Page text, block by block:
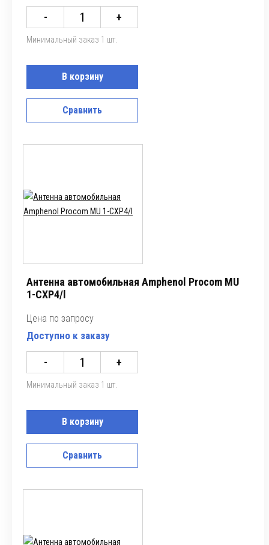
- +
Минимальный заказ 1 шт.
В корзину
Сравнить
Антенна автомобильная Amphenol Procom MU
1-CXP4/l
Цена по запросу
Доступно к заказу
- +
Минимальный заказ 1 шт.
В корзину
Сравнить